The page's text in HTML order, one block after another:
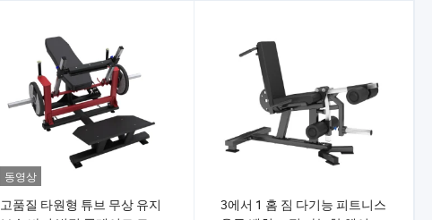
동영상
고품질 타원형 튜브 무상 유지
3에서 1 홈 짐 다기능 피트니스